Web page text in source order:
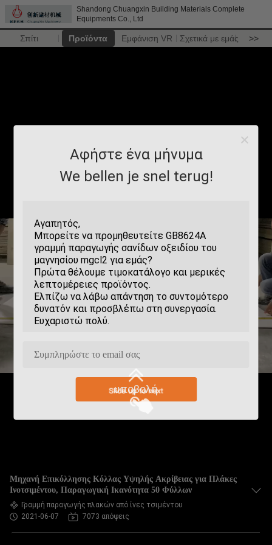
Shandong Chuangxin Building Materials Complete
Equipments Co., Ltd
Σπίτι Προϊόντα Εμφάνιση VR Σχετικά με εμάς >>
Αφήστε ένα μήνυμα
We bellen je snel terug!
υποβολή
Μηχανή Επικόλλησης Κόλλας Υψηλής Ακρίβειας για Πλάκες
Ινοτσιμέντου, Παραγωγική Ικανότητα 50 Φύλλων
Γραμμή παραγωγής πλακών από ίνες τσιμέντου
2021-06-07
7073 απόψεις